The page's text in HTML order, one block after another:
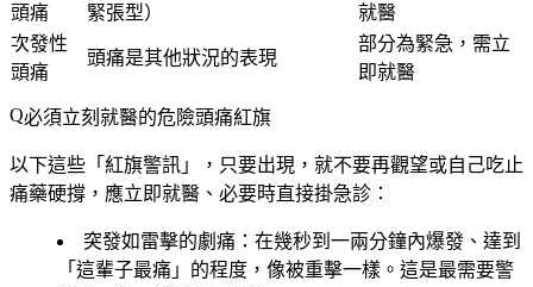
頭痛
緊張型）
就醫
次發性
頭痛
頭痛是其他狀況的表現
部分為緊急，需立
即就醫
必須立刻就醫的危險頭痛紅旗
以下這些「紅旗警訊」，只要出現，就不要再觀望或自己吃止
痛藥硬撐，應立即就醫、必要時直接掛急診：
突發如雷擊的劇痛 ：在幾秒到一兩分鐘內爆發、達到
「這輩子最痛」的程度，像被重擊一樣。這是最需要警